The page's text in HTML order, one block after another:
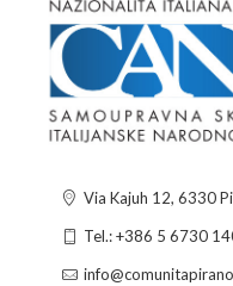
Via Kajuh 12, 6330
Tel.: +386 5 6730